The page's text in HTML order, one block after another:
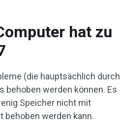
hat zu
(die hauptsächlich durch
werden können. Es
Speicher nicht mit
behoben werden kann.